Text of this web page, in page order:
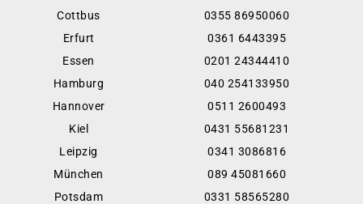
Cottbus
0355 86950060
Erfurt
0361 6443395
Essen
0201 24344410
Hamburg
040 254133950
Hannover
0511 2600493
Kiel
0431 55681231
Leipzig
0341 3086816
München
089 45081660
Potsdam
0331 58565280